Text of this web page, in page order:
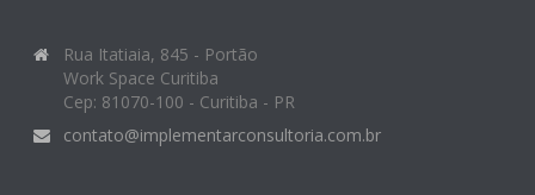
Rua Itatiaia, 845 - Portão
Work Space Curitiba
Cep: 81070-100 - Curitiba - PR
contato@implementarconsultoria.com.br